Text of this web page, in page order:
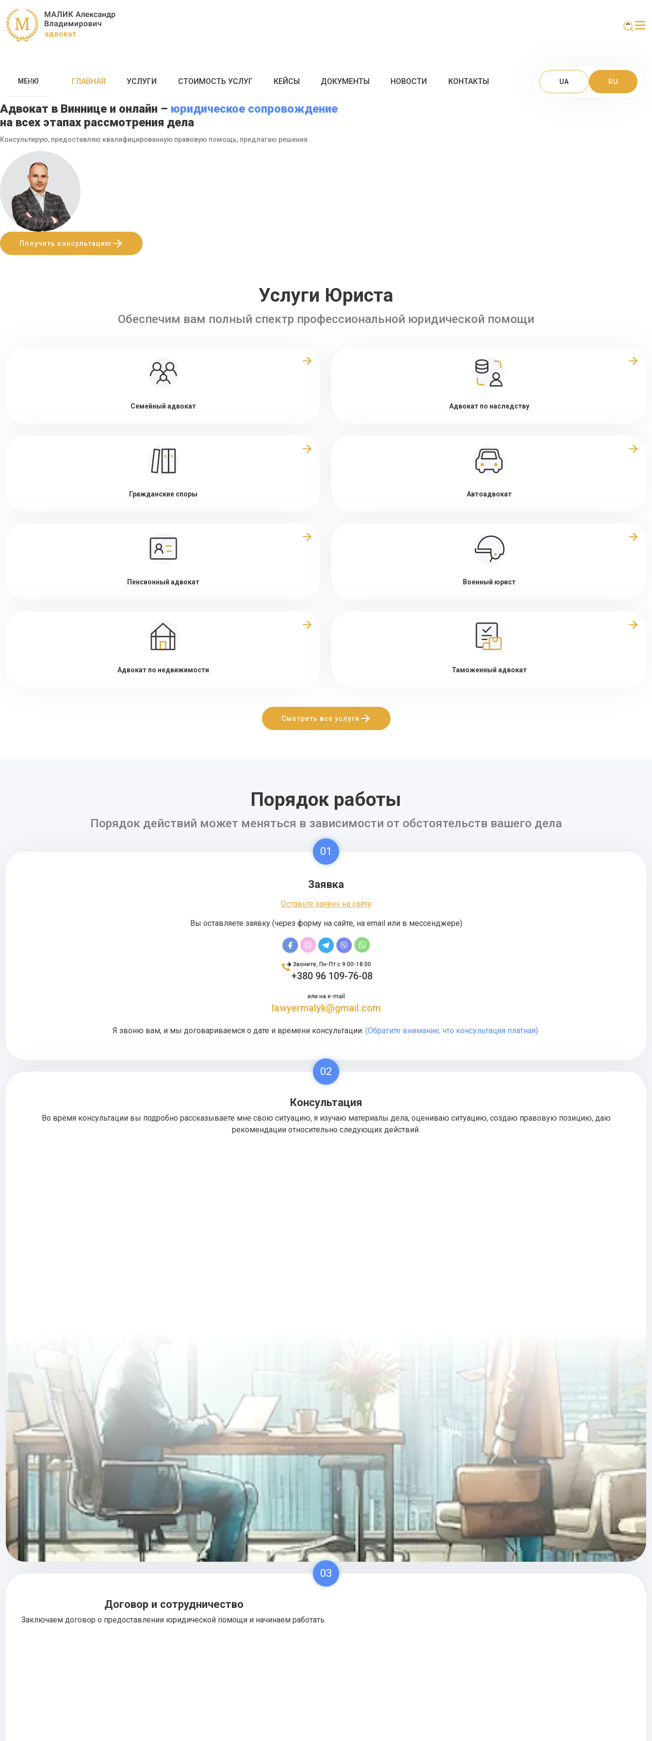
МЕНЮ ГЛАВНАЯ УСЛУГИ СТОИМОСТЬ УСЛУГ КЕЙСЫ ДОКУМЕНТЫ НОВОСТИ КОНТАКТЫ UA RU
Адвокат в Виннице и онлайн – юридическое сопровождение
на всех этапах рассмотрения дела
Консультирую, предоставляю квалифицированную правовую помощь, предлагаю решения.
Получить консультацию
Услуги Юриста
Обеспечим вам полный спектр профессиональной юридической помощи
Семейный адвокат Адвокат по наследству
Гражданские споры Автоадвокат
Пенсионный адвокат Военный юрист
Адвокат по недвижимости Таможенный адвокат
Смотреть все услуги
Порядок работы
Порядок действий может меняться в зависимости от обстоятельств вашего дела
01
Заявка
Оставьте заявку на сайте
Вы оставляете заявку (через форму на сайте, на email или в мессенджере)
Звоните, Пн-Пт с 9:00-18:00
+380 96 109-76-08
или на e-mail
lawyermalyk@gmail.com
Я звоню вам, и мы договариваемся о дате и времени консультации. (Обратите внимание, что консультация платная).
02
Консультация
Во время консультации вы подробно рассказываете мне свою ситуацию, я изучаю материалы дела, оцениваю ситуацию, создаю правовую позицию, даю
рекомендации относительно следующих действий.
03
Договор и сотрудничество
Заключаем договор о предоставлении юридической помощи и начинаем работать.